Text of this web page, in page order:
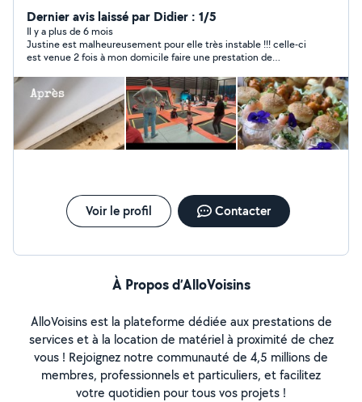
Dernier avis laissé par Didier : 1/5
Il y a plus de 6 mois
Justine est malheureusement pour elle très instable !!! celle-ci
est venue 2 fois à mon domicile faire une prestation de
elle mon domicile est bien ranger et propre. et depuis 15 jours
cette demoiselle use de tous les subterfuges pour ne pas
honorer les RDV on lui envoie des messages mais ne répond
pas !! sous prétexte qu'elle n'est pas sur son téléphone "H24"
On convient d'un RDV ce jour à 8h30 elle ne se présente pas et
quand on l'appelle le nouveau numéro qu'elle vous a donnée 2
Voir le profil Contacter
À Propos d’AlloVoisins
AlloVoisins est la plateforme dédiée aux prestations de
services et à la location de matériel à proximité de chez
vous ! Rejoignez notre communauté de 4,5 millions de
membres, professionnels et particuliers, et facilitez
votre quotidien pour tous vos projets !